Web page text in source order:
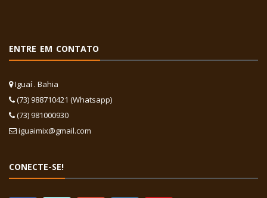
ENTRE EM CONTATO
Iguaí . Bahia
(73) 988710421 (Whatsapp)
(73) 981000930
iguaimix@gmail.com
CONECTE-SE!